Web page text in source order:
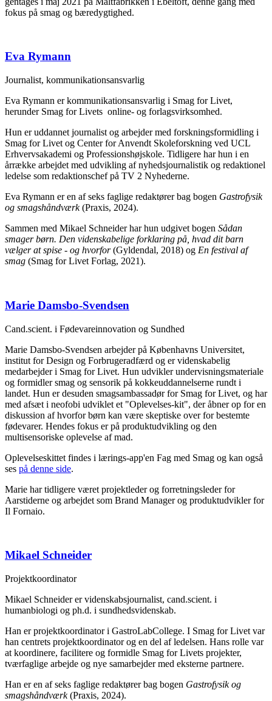
fokus på smag og bæredygtighed.
Eva Rymann
Journalist, kommunikationsansvarlig
Eva Rymann er kommunikationsansvarlig i Smag for Livet,
herunder Smag for Livets online- og forlagsvirksomhed.
Hun er uddannet journalist og arbejder med forskningsformidling i
Smag for Livet og Center for Anvendt Skoleforskning ved UCL
Erhvervsakademi og Professionshøjskole. Tidligere har hun i en
årrække arbejdet med udvikling af nyhedsjournalistik og redaktionel
ledelse som redaktionschef på TV 2 Nyhederne.
Eva Rymann er en af seks faglige redaktører bag bogen Gastrofysik
og smagshåndværk(Praxis, 2024).
Sammen med Mikael Schneider har hun udgivet bogen Sådan
smager børn. Den videnskabelige forklaring på, hvad dit barn
vælger at spise - og hvorfor(Gyldendal, 2018) og En festival af
smag (Smag for Livet Forlag, 2021).
Marie Damsbo-Svendsen
Cand.scient. i Fødevareinnovation og Sundhed
Marie Damsbo-Svendsen arbejder på Københavns Universitet,
institut for Design og Forbrugeradfærd og er videnskabelig
medarbejder i Smag for Livet. Hun udvikler undervisningsmateriale
og formidler smag og sensorik på kokkeuddannelserne rundt i
landet. Hun er desuden smagsambassadør for Smag for Livet, og har
med afsæt i neofobi udviklet et "Oplevelses-kit", der åbner op for en
diskussion af hvorfor børn kan være skeptiske over for bestemte
fødevarer. Hendes fokus er på produktudvikling og den
multisensoriske oplevelse af mad.
Oplevelseskittet findes i lærings-app'en Fag med Smag og kan også
ses på denne side.
Marie har tidligere været projektleder og forretningsleder for
Aarstiderne og arbejdet som Brand Manager og produktudvikler for
Il Fornaio.
Mikael Schneider
Projektkoordinator
Mikael Schneider er videnskabsjournalist, cand.scient. i
humanbiologi og ph.d. i sundhedsvidenskab.
Han er projektkoordinator i GastroLabCollege. I Smag for Livet var
han centrets projektkoordinator og en del af ledelsen. Hans rolle var
at koordinere, facilitere og formidle Smag for Livets projekter,
tværfaglige arbejde og nye samarbejder med eksterne partnere.
Han er en af seks faglige redaktører bag bogen Gastrofysik og
smagshåndværk(Praxis, 2024).